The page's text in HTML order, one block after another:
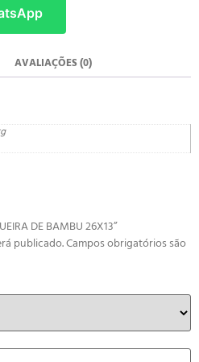
AVALIAÇÕES (0)
DE BAMBU 26X13”
publicado.Campos obrigatórios são